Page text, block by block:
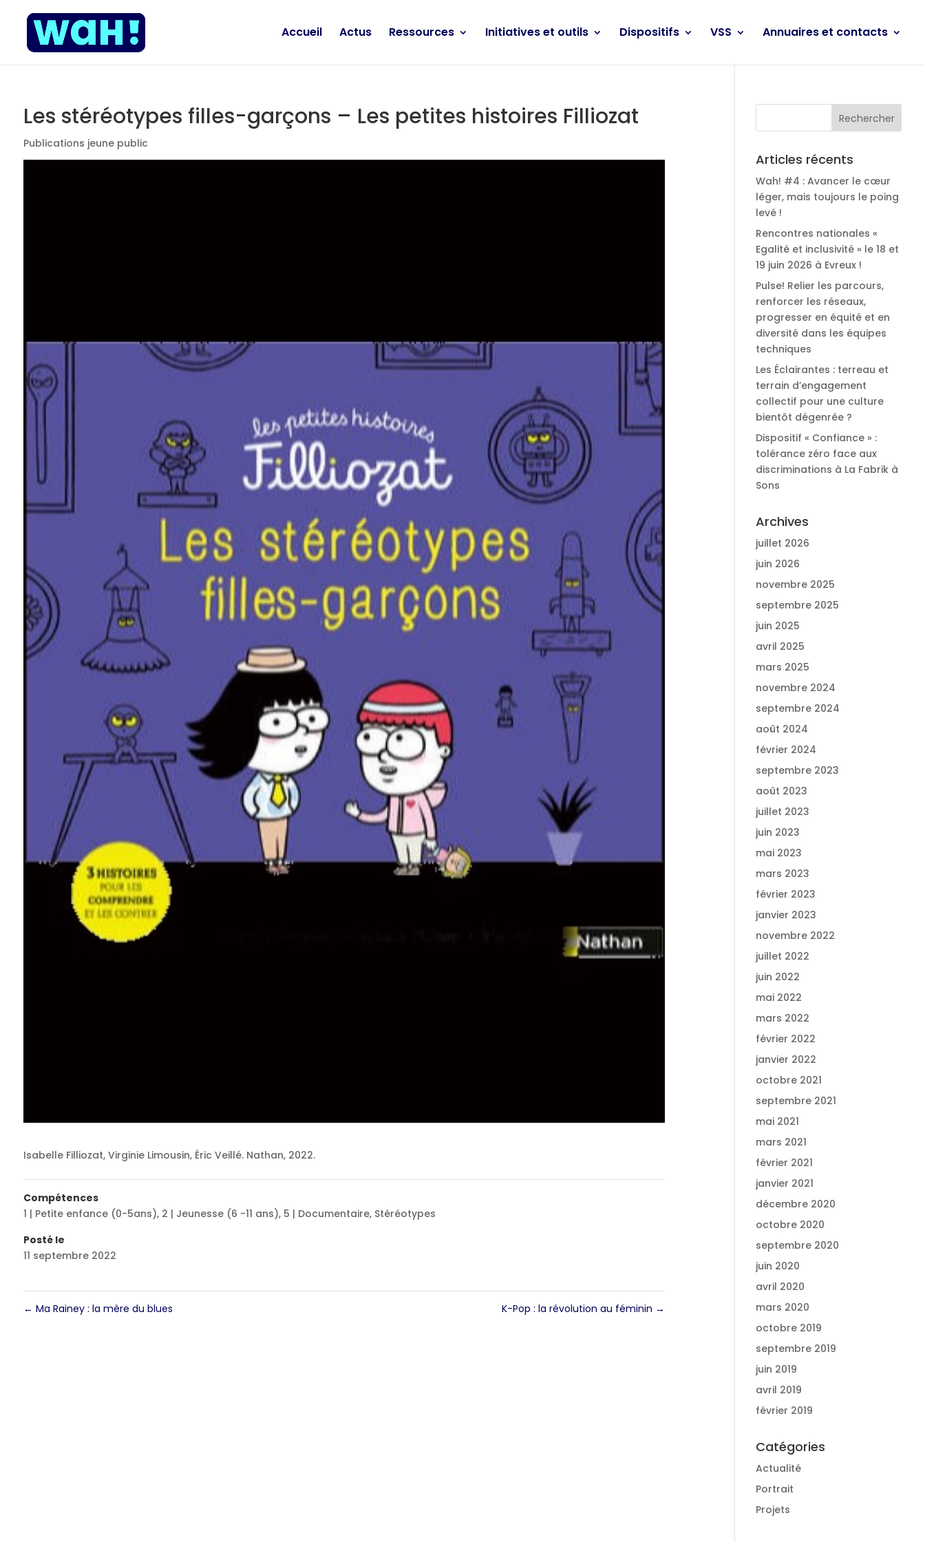
Accueil Actus Ressources Initiatives et outils Dispositifs VSS Annuaires et contacts
Les stéréotypes filles-garçons – Les petites histoires Filliozat
Publications jeune public
Isabelle Filliozat, Virginie Limousin, Éric Veillé. Nathan, 2022.
Compétences
1 | Petite enfance (0-5ans), 2 | Jeunesse (6 -11 ans), 5 | Documentaire, Stéréotypes
Posté le
11 septembre 2022
← Ma Rainey : la mère du blues K-Pop : la révolution au féminin →
Articles récents
Wah! #4 : Avancer le cœur
léger, mais toujours le poing
levé !
Rencontres nationales «
Egalité et inclusivité » le 18 et
19 juin 2026 à Evreux !
Pulse! Relier les parcours,
renforcer les réseaux,
progresser en équité et en
diversité dans les équipes
techniques
Les Éclairantes : terreau et
terrain d’engagement
collectif pour une culture
bientôt dégenrée ?
Dispositif « Confiance » :
tolérance zéro face aux
discriminations à La Fabrik à
Sons
Archives
juillet 2026
juin 2026
novembre 2025
septembre 2025
juin 2025
avril 2025
mars 2025
novembre 2024
septembre 2024
août 2024
février 2024
septembre 2023
août 2023
juillet 2023
juin 2023
mai 2023
mars 2023
février 2023
janvier 2023
novembre 2022
juillet 2022
juin 2022
mai 2022
mars 2022
février 2022
janvier 2022
octobre 2021
septembre 2021
mai 2021
mars 2021
février 2021
janvier 2021
décembre 2020
octobre 2020
septembre 2020
juin 2020
avril 2020
mars 2020
octobre 2019
septembre 2019
juin 2019
avril 2019
février 2019
Catégories
Actualité
Portrait
Projets